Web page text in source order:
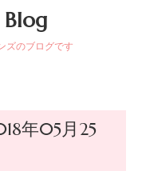
ズのブログです
年05月25